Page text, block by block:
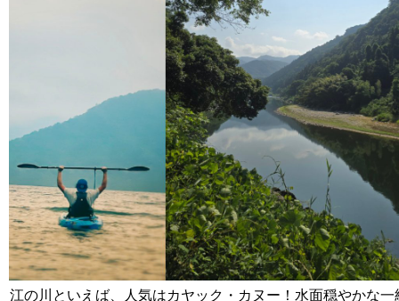
江の川といえば、人気はカヤック・カヌー！水面穏やかな一